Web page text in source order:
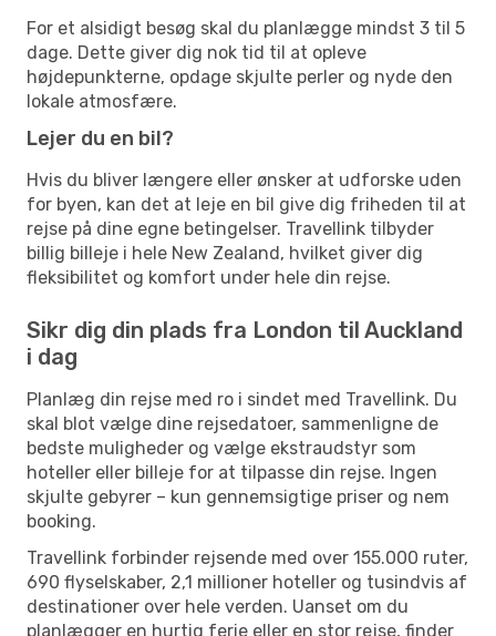
For et alsidigt besøg skal du planlægge mindst 3 til 5
dage. Dette giver dig nok tid til at opleve
højdepunkterne, opdage skjulte perler og nyde den
lokale atmosfære.
Lejer du en bil?
Hvis du bliver længere eller ønsker at udforske uden
for byen, kan det at leje en bil give dig friheden til at
rejse på dine egne betingelser. Travellink tilbyder
billig billeje i hele New Zealand, hvilket giver dig
fleksibilitet og komfort under hele din rejse.
Sikr dig din plads fra London til Auckland
i dag
Planlæg din rejse med ro i sindet med Travellink. Du
skal blot vælge dine rejsedatoer, sammenligne de
bedste muligheder og vælge ekstraudstyr som
hoteller eller billeje for at tilpasse din rejse. Ingen
skjulte gebyrer – kun gennemsigtige priser og nem
booking.
Travellink forbinder rejsende med over 155.000 ruter,
690 flyselskaber, 2,1 millioner hoteller og tusindvis af
destinationer over hele verden. Uanset om du
planlægger en hurtig ferie eller en stor rejse, finder